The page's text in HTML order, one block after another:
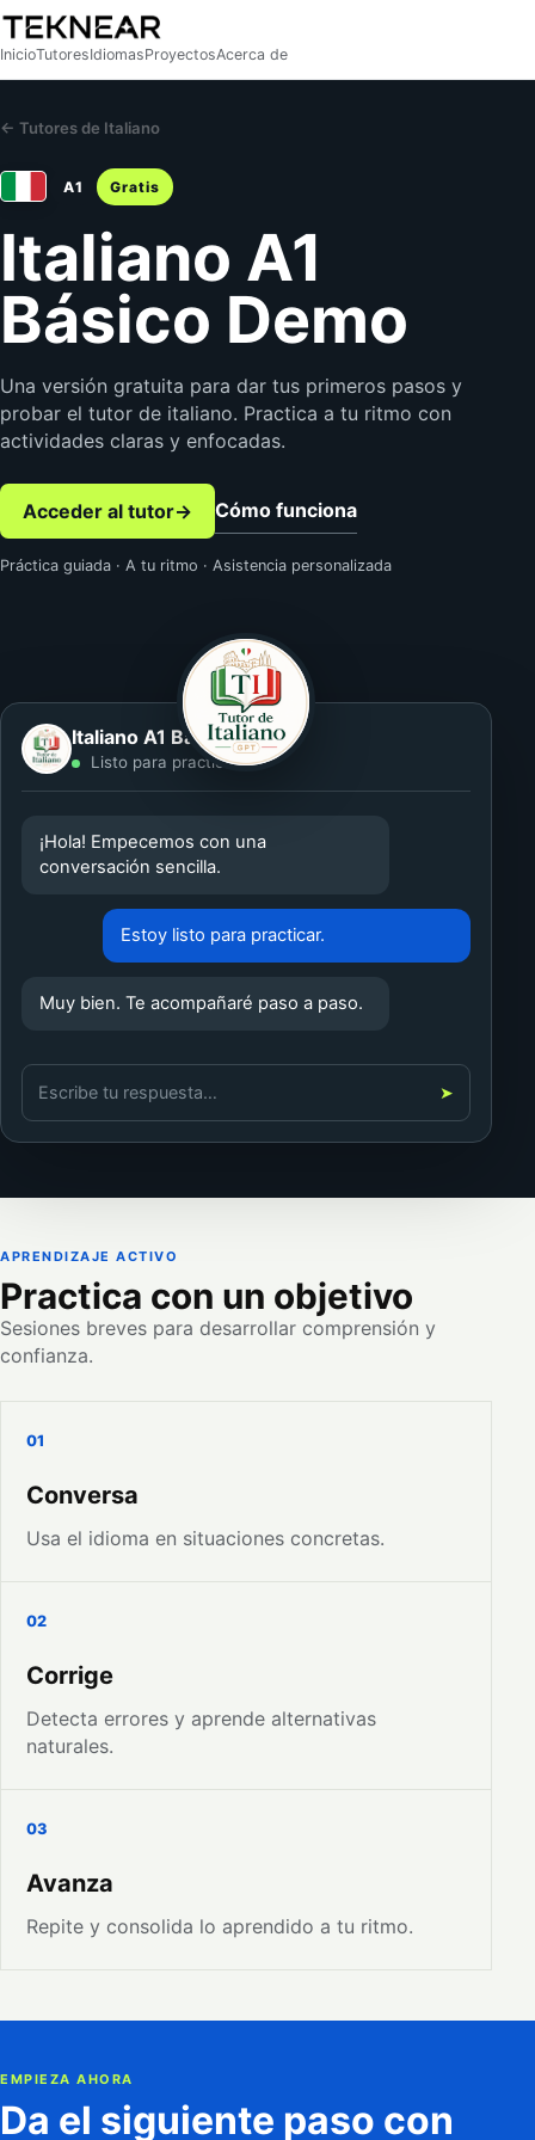
InicioTutoresIdiomasProyectosAcerca de
← Tutores de Italiano
A1 Gratis
Italiano A1
Básico Demo
Una versión gratuita para dar tus primeros pasos y
probar el tutor de italiano. Practica a tu ritmo con
actividades claras y enfocadas.
Acceder al tutor→ Cómo funciona
Práctica guiada · A tu ritmo · Asistencia personalizada
Italiano A1 Básico Demo
Listo para practicar
¡Hola! Empecemos con una
conversación sencilla.
Estoy listo para practicar.
Muy bien. Te acompañaré paso a paso.
Escribe tu respuesta… ➤
APRENDIZAJE ACTIVO
Practica con un objetivo
Sesiones breves para desarrollar comprensión y
confianza.
01
Conversa
Usa el idioma en situaciones concretas.
02
Corrige
Detecta errores y aprende alternativas
naturales.
03
Avanza
Repite y consolida lo aprendido a tu ritmo.
EMPIEZA AHORA
Da el siguiente paso con